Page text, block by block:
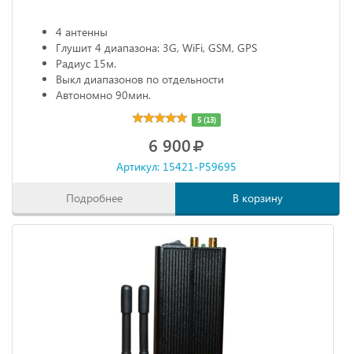
4 антенны
Глушит 4 диапазона: 3G, WiFi, GSM, GPS
Радиус 15м.
Выкл диапазонов по отдельности
Автономно 90мин.
5 (13)
6 900
Артикул: 15421-P59695
Подробнее В корзину